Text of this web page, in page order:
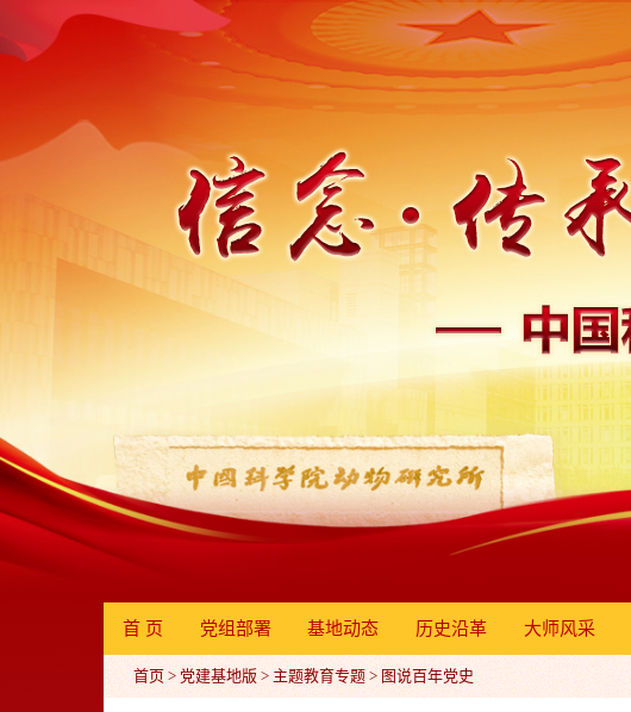
首 页 党组部署 基地动态 历史沿革 大师风采
首页 > 党建基地版 > 主题教育专题 > 图说百年党史